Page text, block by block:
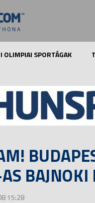
OLIMPIAI SPORTÁGAK
BAJNOKI
15:28